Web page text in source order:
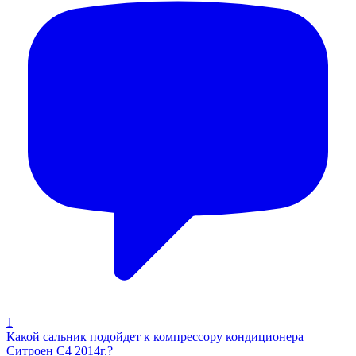
1
Какой сальник подойдет к компрессору кондиционера
Ситроен С4 2014г.?